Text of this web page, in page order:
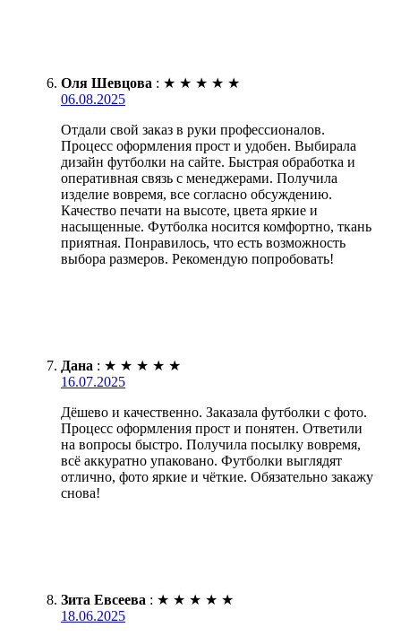
Оля Шевцова : ★ ★ ★ ★ ★
06.08.2025
Отдали свой заказ в руки профессионалов.
Процесс оформления прост и удобен. Выбирала
дизайн футболки на сайте. Быстрая обработка и
оперативная связь с менеджерами. Получила
изделие вовремя, все согласно обсуждению.
Качество печати на высоте, цвета яркие и
насыщенные. Футболка носится комфортно, ткань
приятная. Понравилось, что есть возможность
выбора размеров. Рекомендую попробовать!
Дана : ★ ★ ★ ★ ★
16.07.2025
Дёшево и качественно. Заказала футболки с фото.
Процесс оформления прост и понятен. Ответили
на вопросы быстро. Получила посылку вовремя,
всё аккуратно упаковано. Футболки выглядят
отлично, фото яркие и чёткие. Обязательно закажу
снова!
Зита Евсеева : ★ ★ ★ ★ ★
18.06.2025